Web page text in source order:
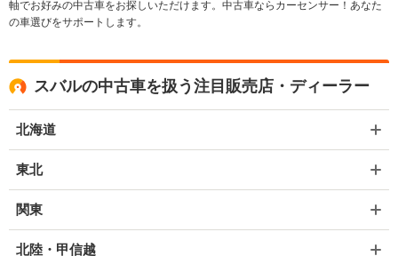
軸でお好みの中古車をお探しいただけます。中古車ならカーセンサー！あなた
の車選びをサポートします。
スバルの中古車を扱う注目販売店・ディーラー
北海道
東北
関東
北陸・甲信越